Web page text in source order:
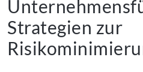
Strategien zur